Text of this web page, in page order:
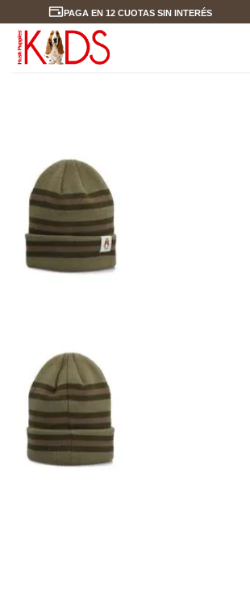
PAGA EN 12 CUOTAS SIN INTERÉS